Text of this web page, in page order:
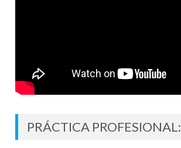
PRÁCTICA PROFESIONAL: